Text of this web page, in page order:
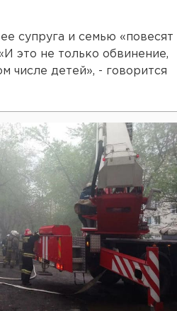
супруга и семью «повесят
это не только обвинение,
числе детей», - говорится